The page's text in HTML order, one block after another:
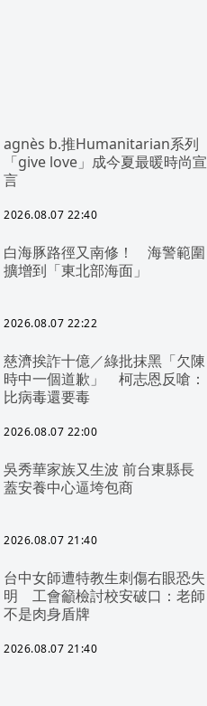
agnès b.推Humanitarian系列
「give love」成今夏最暖時尚宣
言
2026.08.07 22:40
白海豚路徑又南修！ 海警範圍
擴增到「東北部海面」
2026.08.07 22:22
慈濟挨詐十億／綠批抹黑「欠陳
時中一個道歉」 柯志恩反嗆：
比病毒還要毒
2026.08.07 22:00
吳秀華家族又生波 前台東縣長
蓋安養中心逼垮包商
2026.08.07 21:40
台中女師遭特教生刺傷右眼恐失
明 工會籲檢討校安破口：老師
不是肉身盾牌
2026.08.07 21:40